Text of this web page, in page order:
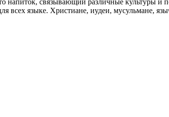
всех языке. Христиане, иудеи, мусульмане,